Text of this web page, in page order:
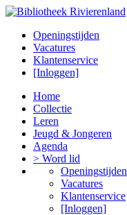
Openingstijden
Vacatures
Klantenservice
[Inloggen]
Home
Collectie
Leren
Jeugd & Jongeren
Agenda
> Word lid
Openingstijden
Vacatures
Klantenservice
[Inloggen]